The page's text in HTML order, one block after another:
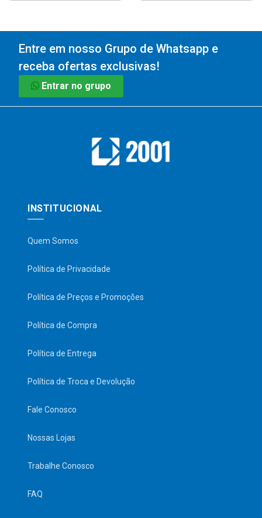
Entre em nosso Grupo de Whatsapp e
receba ofertas exclusivas!
Entrar no grupo
INSTITUCIONAL
Quem Somos
Política de Privacidade
Política de Preços e Promoções
Política de Compra
Política de Entrega
Política de Troca e Devolução
Fale Conosco
Nossas Lojas
Trabalhe Conosco
FAQ